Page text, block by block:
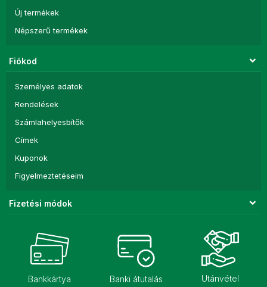
Új termékek
Népszerű termékek
Fiókod
Személyes adatok
Rendelések
Számlahelyesbítők
Címek
Kuponok
Figyelmeztetéseim
Fizetési módok
Bankkártya Banki átutalás Utánvétel